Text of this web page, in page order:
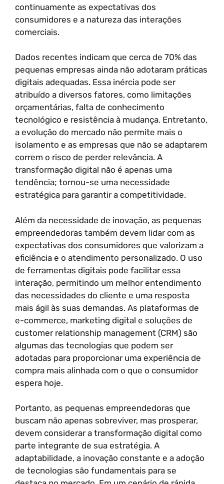
continuamente as expectativas dos
consumidores e a natureza das interações
comerciais.
Dados recentes indicam que cerca de 70% das
pequenas empresas ainda não adotaram práticas
digitais adequadas. Essa inércia pode ser
atribuído a diversos fatores, como limitações
orçamentárias, falta de conhecimento
tecnológico e resistência à mudança. Entretanto,
a evolução do mercado não permite mais o
isolamento e as empresas que não se adaptarem
correm o risco de perder relevância. A
transformação digital não é apenas uma
tendência; tornou-se uma necessidade
estratégica para garantir a competitividade.
Além da necessidade de inovação, as pequenas
empreendedoras também devem lidar com as
expectativas dos consumidores que valorizam a
eficiência e o atendimento personalizado. O uso
de ferramentas digitais pode facilitar essa
interação, permitindo um melhor entendimento
das necessidades do cliente e uma resposta
mais ágil às suas demandas. As plataformas de
e-commerce, marketing digital e soluções de
customer relationship management (CRM) são
algumas das tecnologias que podem ser
adotadas para proporcionar uma experiência de
compra mais alinhada com o que o consumidor
espera hoje.
Portanto, as pequenas empreendedoras que
buscam não apenas sobreviver, mas prosperar,
devem considerar a transformação digital como
parte integrante de sua estratégia. A
adaptabilidade, a inovação constante e a adoção
de tecnologias são fundamentais para se